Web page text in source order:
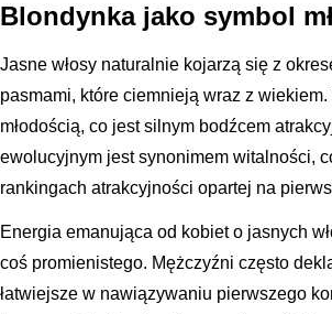
Blondynka jako symbol
Jasne włosy naturalnie kojarzą się z
pasmami, które ciemnieją wraz z
młodością, co jest silnym bodźcem
ewolucyjnym jest synonimem witalności,
rankingach atrakcyjności opartej na
Energia emanująca od kobiet o jasnych
coś promienistego. Mężczyźni często
łatwiejsze w nawiązywaniu pierwszego